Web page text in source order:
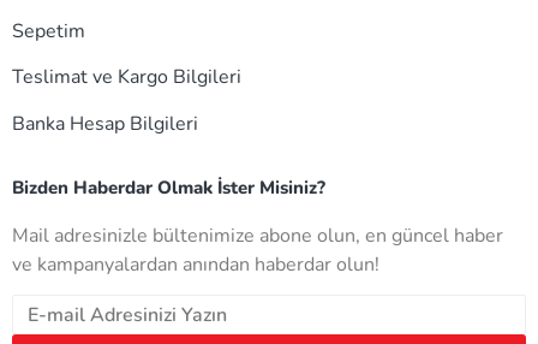
Sepetim
Teslimat ve Kargo Bilgileri
Banka Hesap Bilgileri
Bizden Haberdar Olmak İster Misiniz?
Mail adresinizle bültenimize abone olun, en güncel haber
ve kampanyalardan anından haberdar olun!